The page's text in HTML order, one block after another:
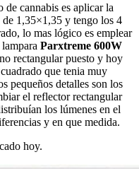
cannabis es aplicar la
1,35×1,35 y tengo los 4
lo mas lógico es emplear
Parxtreme 600W
rectangular puesto y hoy
que tenia muy
pequeños detalles son los
el reflector rectangular
los lúmenes en el
y en que medida.
hoy.